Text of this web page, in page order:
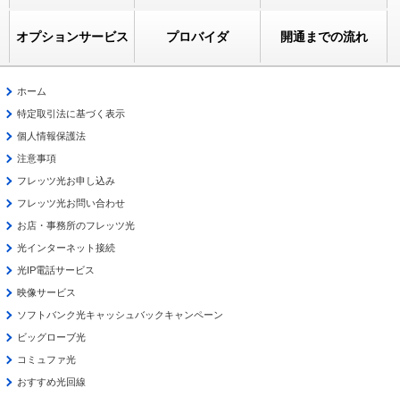
オプションサービス プロバイダ 開通までの流れ
ホーム
特定取引法に基づく表示
個人情報保護法
注意事項
フレッツ光お申し込み
フレッツ光お問い合わせ
お店・事務所のフレッツ光
光インターネット接続
光IP電話サービス
映像サービス
ソフトバンク光キャッシュバックキャンペーン
ビッグローブ光
コミュファ光
おすすめ光回線